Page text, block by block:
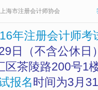
海市注册会计师协会
年注册会计师考
日（不含公休日
区茶陵路200号1
报名时间为3月